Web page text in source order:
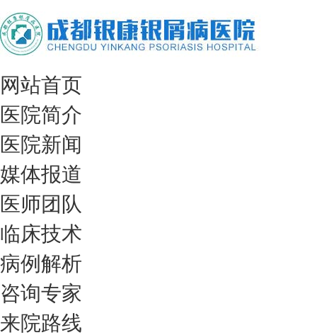
网站首页
医院简介
医院新闻
媒体报道
医师团队
临床技术
病例解析
咨询专家
来院路线